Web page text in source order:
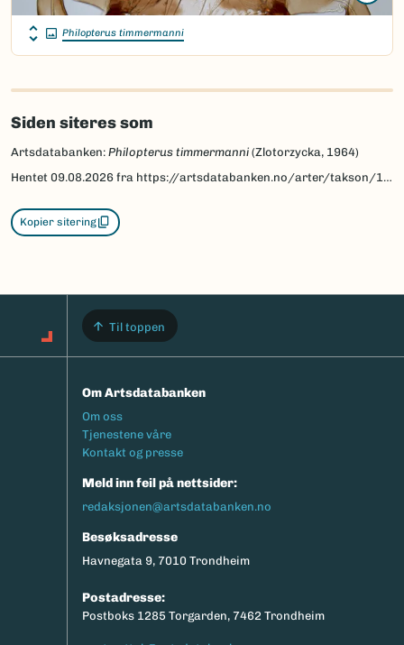
Philopterus timmermanni
Siden siteres som
Artsdatabanken: Philopterus timmermanni (Zlotorzycka, 1964)
Hentet 09.08.2026 fra https://artsdatabanken.no/arter/takson/101311
Kopier sitering
Til toppen
Om Artsdatabanken
Footermeny
Om oss
Tjenestene våre
Kontakt og presse
Meld inn feil på nettsider:
redaksjonen@artsdatabanken.no
Besøksadresse
Havnegata 9, 7010 Trondheim
Postadresse:
Postboks 1285 Torgarden, 7462 Trondheim